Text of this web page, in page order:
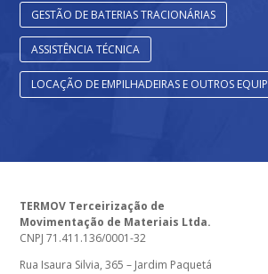
GESTÃO DE BATERIAS TRACIONÁRIAS
ASSISTÊNCIA TÉCNICA
LOCAÇÃO DE EMPILHADEIRAS E OUTROS
TERMOV Terceirização de
Movimentação de Materiais Ltda.
CNPJ 71.411.136/0001-32
Rua Isaura Silvia, 365 – Jardim Paquetá